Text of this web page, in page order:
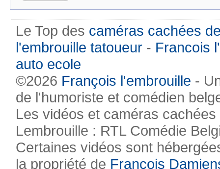
Le Top des caméras cachées
l'embrouille tatoueur - Francois
auto ecole
©2026 François l'embrouille -
de l'humoriste et comédien
Les vidéos et caméras
Lembrouille : RTL Comédie
Certaines vidéos sont
la propriété de François